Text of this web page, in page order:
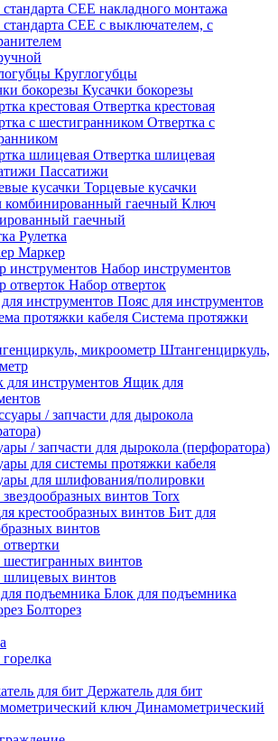
стандарта СЕЕ накладного монтажа
стандарта СЕЕ с выключателем, с
Круглогубцы
Кусачки бокорезы
Отвертка крестовая
Отвертка с
Отвертка шлицевая
Пассатижи
Торцевые кусачки
Ключ
гаечный
Рулетка
Маркер
Набор инструментов
Набор отверток
Пояс для инструментов
Система протяжки
Штангенциркуль,
Ящик для
/ запчасти для дырокола (перфоратора)
для системы протяжки кабеля
для шлифования/полировки
винтов Torx
Бит для
винтов
шестигранных винтов
шлицевых винтов
Блок для подъемника
Болторез
горелка
Держатель для бит
Динамометрический